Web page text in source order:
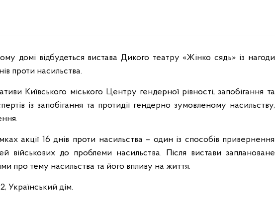
домі відбудеться вистава Дикого театру «Жінко сядь» із нагоди
проти насильства.
Київського міського Центру гендерної рівності, запобігання та
із запобігання та протидії гендерно зумовленому насильству,
акції 16 днів проти насильства – один із способів привернення
військових до проблеми насильства. Після вистави заплановане
про тему насильства та його впливу на життя.
Український дім.